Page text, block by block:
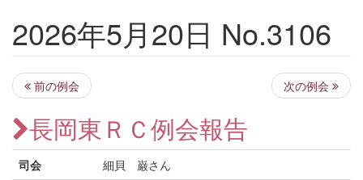
2026年5月20日 No.3106
前の例会 次の例会
長岡東ＲＣ例会報告
司会
細貝 巌さん